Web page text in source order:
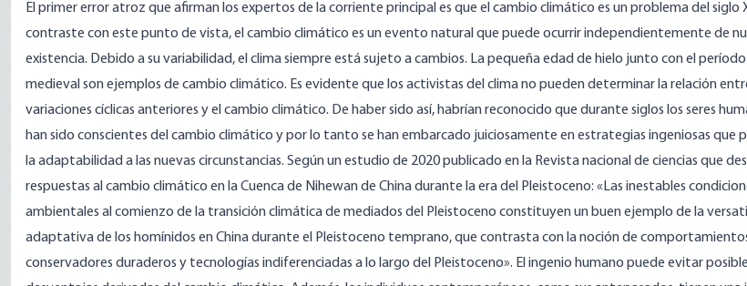
El primer error atroz que afirmanlos expertos de la corriente principal es que el cambio climático es un problema del siglo
contraste con este punto de vista, el cambio climático es un evento natural que puede ocurrir independientemente de
existencia. Debido a su variabilidad, el clima siempre está sujeto a cambios. La pequeñaedad de hielo junto con el
medievalson ejemplos de cambio climático. Es evidente que los activistas del clima no pueden determinar la relación
variaciones cíclicas anteriores y el cambio climático. De haber sido así, habrían reconocido que durante siglos los seres
han sido conscientes del cambio climático y por lo tanto se han embarcado juiciosamente en estrategias ingeniosas que
la adaptabilidad a las nuevas circunstancias. Según un estudio de 2020 publicado en la Revistanacional de ciencias que
respuestas al cambio climático en la Cuenca de Nihewan de China durante la era del Pleistoceno: «Las inestables
ambientales al comienzo de la transición climática de mediados del Pleistoceno constituyen un buen ejemplo de la
adaptativa de los homínidos en China durante el Pleistoceno temprano, que contrasta con la noción de
conservadores duraderos y tecnologías indiferenciadas a lo largo del Pleistoceno». El ingenio humano puede evitar